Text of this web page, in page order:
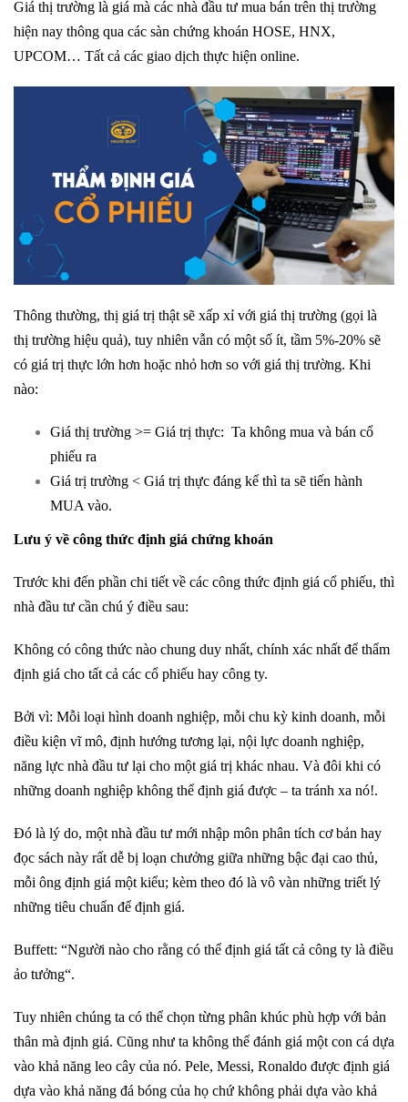
Giá thị trường là giá mà các nhà đầu tư mua bán trên thị trường
hiện nay thông qua các sàn chứng khoán HOSE, HNX,
UPCOM… Tất cả các giao dịch thực hiện online.
Thông thường, thị giá trị thật sẽ xấp xỉ với giá thị trường (gọi là
thị trường hiệu quả), tuy nhiên vẫn có một số ít, tầm 5%-20% sẽ
có giá trị thực lớn hơn hoặc nhỏ hơn so với giá thị trường. Khi
nào:
Giá thị trường >= Giá trị thực: Ta không mua và bán cổ
phiếu ra
Giá trị trường < Giá trị thực đáng kể thì ta sẽ tiến hành
MUA vào.
Lưu ý về công thức định giá chứng khoán
Trước khi đến phần chi tiết về các công thức định giá cổ phiếu, thì
nhà đầu tư cần chú ý điều sau:
Không có công thức nào chung duy nhất, chính xác nhất để thẩm
định giá cho tất cả các cổ phiếu hay công ty.
Bởi vì: Mỗi loại hình doanh nghiệp, mỗi chu kỳ kinh doanh, mỗi
điều kiện vĩ mô, định hướng tương lại, nội lực doanh nghiệp,
năng lực nhà đầu tư lại cho một giá trị khác nhau. Và đôi khi có
những doanh nghiệp không thể định giá được – ta tránh xa nó!.
Đó là lý do, một nhà đầu tư mới nhập môn phân tích cơ bản hay
đọc sách này rất dễ bị loạn chưởng giữa những bậc đại cao thủ,
mỗi ông định giá một kiểu; kèm theo đó là vô vàn những triết lý
những tiêu chuẩn để định giá.
Buffett: “Người nào cho rằng có thể định giá tất cả công ty là điều
ảo tưởng“.
Tuy nhiên chúng ta có thể chọn từng phân khúc phù hợp với bản
thân mà định giá. Cũng như ta không thể đánh giá một con cá dựa
vào khả năng leo cây của nó. Pele, Messi, Ronaldo được định giá
dựa vào khả năng đá bóng của họ chứ không phải dựa vào khả